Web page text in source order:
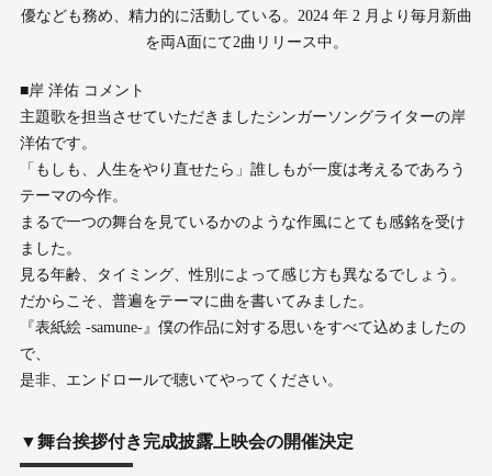
優なども務め、精力的に活動している。2024 年 2 月より毎月新曲
を両A面にて2曲リリース中。
■岸 洋佑 コメント
主題歌を担当させていただきましたシンガーソングライターの岸
洋佑です。
「もしも、人生をやり直せたら」誰しもが一度は考えるであろう
テーマの今作。
まるで一つの舞台を見ているかのような作風にとても感銘を受け
ました。
見る年齢、タイミング、性別によって感じ方も異なるでしょう。
だからこそ、普遍をテーマに曲を書いてみました。
『表紙絵 -samune-』僕の作品に対する思いをすべて込めましたの
で、
是非、エンドロールで聴いてやってください。
▼舞台挨拶付き完成披露上映会の開催決定